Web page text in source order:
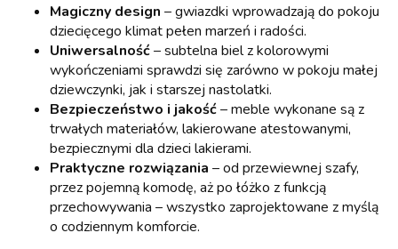
Magiczny design – gwiazdki wprowadzają do pokoju
dziecięcego klimat pełen marzeń i radości.
Uniwersalność– subtelna biel z kolorowymi
wykończeniami sprawdzi się zarówno w pokoju małej
dziewczynki, jak i starszej nastolatki.
Bezpieczeństwo i jakość– meble wykonane są z
trwałych materiałów, lakierowane atestowanymi,
bezpiecznymi dla dzieci lakierami.
Praktyczne rozwiązania – od przewiewnej szafy,
przez pojemną komodę, aż po łóżko z funkcją
przechowywania – wszystko zaprojektowane z myślą
o codziennym komforcie.